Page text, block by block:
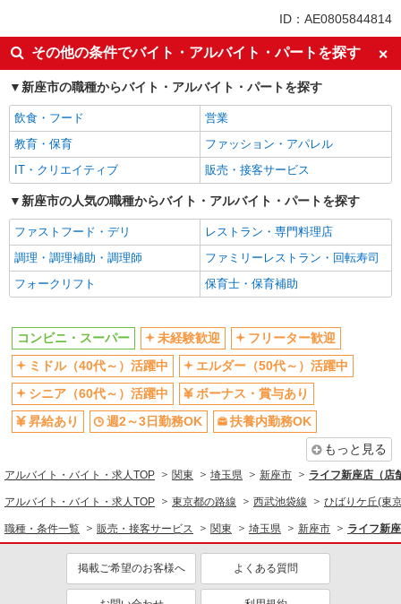
同じ特徴からひばりケ丘(東京)駅の求人を探す
未経験歓迎
フリーター歓迎
ミドル（40代～）活躍中
エルダー（50代～）活躍中
シニア（60代～）活躍中
ボーナス・賞与あり
昇給あり
週2～3日勤務OK
扶養内勤務OK
交通費支給
同じ職種から求人を探す
販売・接客サービス
コンビニ・スーパー
同じ特徴から求人を探す
未経験歓迎
ミドル（40代～）活躍中
ボーナス・賞与あり
週2～3日勤務OK
扶養内勤務OK
交通費支給
ID：AE0805844814
その他の条件でバイト・アルバイト・パートを探す
新座市の職種からバイト・アルバイト・パートを探す
飲食・フード
営業
教育・保育
ファッション・アパレル
IT・クリエイティブ
販売・接客サービス
新座市の人気の職種からバイト・アルバイト・パートを探す
ファストフード・デリ
レストラン・専門料理店
調理・調理補助・調理師
ファミリーレストラン・回転寿司
フォークリフト
保育士・保育補助
コンビニ・スーパー 未経験歓迎
フリーター歓迎
ミドル（40代～）活躍中
エルダー（50代～）活躍中
シニア（60代～）活躍中
ボーナス・賞与あり
昇給あり
週2～3日勤務OK
扶養内勤務OK
もっと見る
アルバイト・バイト・求人TOP 関東 埼玉県 新座市 ライフ新座店（店
アルバイト・バイト・求人TOP 東京都の路線 西武池袋線 ひばりケ丘(東
職種・条件一覧 販売・接客サービス 関東 埼玉県 新座市 ライフ新
掲載ご希望のお客様へ よくある質問